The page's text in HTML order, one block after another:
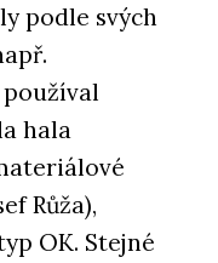
podle svých
používal
hala
Růža),
OK. Stejné